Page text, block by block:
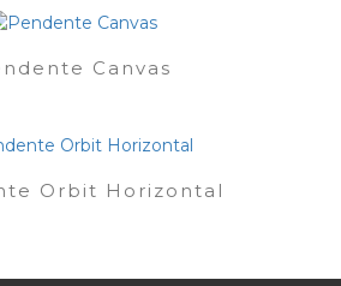
Canvas
Orbit Horizontal